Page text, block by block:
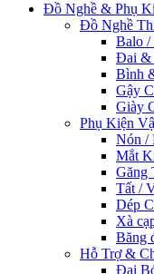
Đồ Nghề & Phụ
Đồ Nghề
Balo /
Đai &
Bình
Gậy
Giày
Phụ Kiện
Nón /
Mắt
Găng
Tất /
Dép
Xà
Băng
Hỗ Trợ &
Đai